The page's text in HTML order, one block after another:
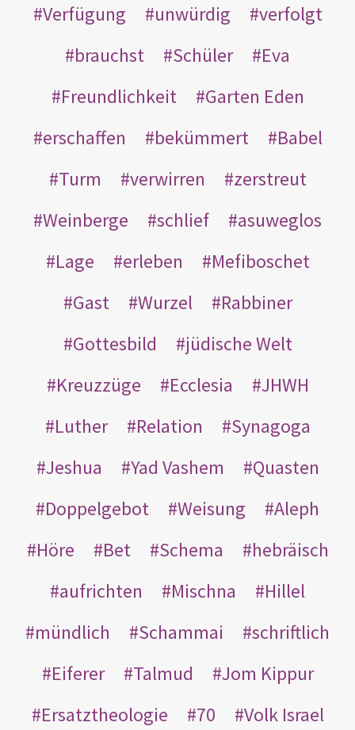
Verfügung
unwürdig
verfolgt
brauchst
Schüler
Eva
Freundlichkeit
Garten Eden
erschaffen
bekümmert
Babel
Turm
verwirren
zerstreut
Weinberge
schlief
asuweglos
Lage
erleben
Mefiboschet
Gast
Wurzel
Rabbiner
Gottesbild
jüdische Welt
Kreuzzüge
Ecclesia
JHWH
Luther
Relation
Synagoga
Jeshua
Yad Vashem
Quasten
Doppelgebot
Weisung
Aleph
Höre
Bet Schema
hebräisch
aufrichten
Mischna
Hillel
mündlich
Schammai
schriftlich
Eiferer
Talmud
Jom Kippur
Ersatztheologie
70 Volk Israel